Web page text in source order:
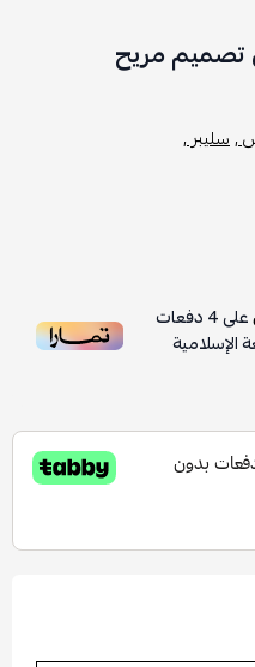
تصميم مريح
,سليبر ,
على4دفعات
الإسلامية